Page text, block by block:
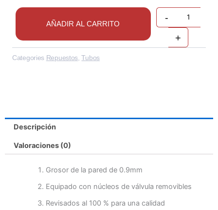
-
+
AÑADIR AL CARRITO
Categories Repuestos ,Tubos
Descripción
Valoraciones (0)
Grosor de la pared de 0.9mm
Equipado con núcleos de válvula removibles
Revisados al 100 % para una calidad